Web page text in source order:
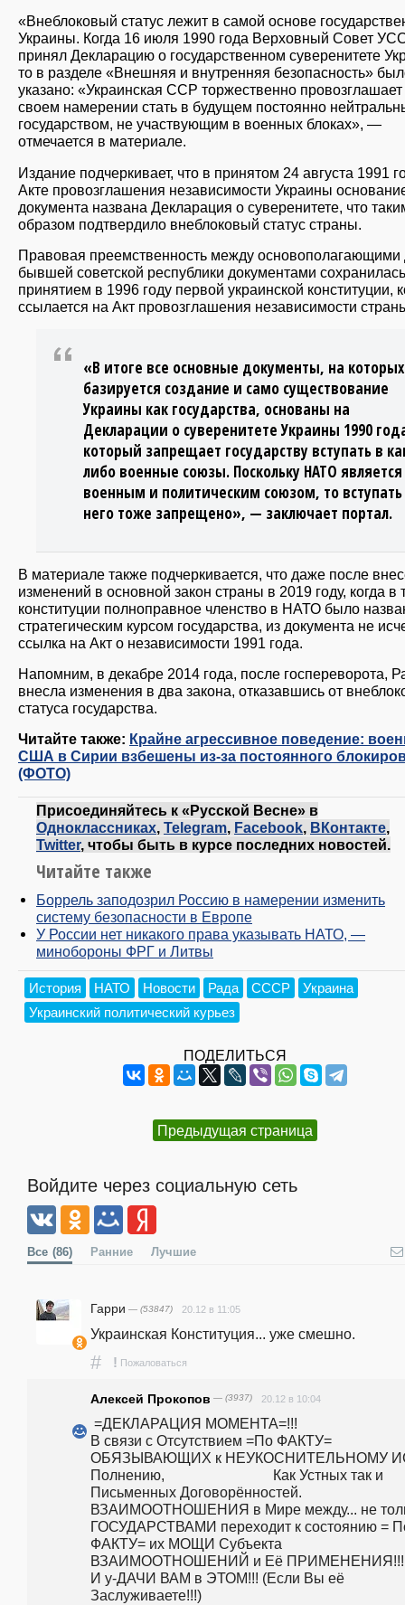
«Внеблоковый статус лежит в самой основе
Украины. Когда 16 июля 1990 года Верховный Совет
принял Декларацию о государственном суверенитете
то в разделе «Внешняя и внутренняя безопасность»
указано: «Украинская ССР торжественно провозглашает
своем намерении стать в будущем постоянно
государством, не участвующим в военных блоках», —
отмечается в материале.
Издание подчеркивает, что в принятом 24 августа 1991
Акте провозглашения независимости Украины
документа названа Декларация о суверенитете, что
образом подтвердило внеблоковый статус страны.
Правовая преемственность между основополагающими
бывшей советской республики документами
принятием в 1996 году первой украинской конституции,
ссылается на Акт провозглашения независимости
«В итоге все основные документы, на которых
базируется создание и само существование
Украины как государства, основаны на
Декларации о суверенитете Украины 1990
который запрещает государству вступать в
либо военные союзы. Поскольку НАТО является
военным и политическим союзом, то
него тоже запрещено», — заключает портал.
В материале также подчеркивается, что даже после
изменений в основной закон страны в 2019 году, когда в
конституции полноправное членство в НАТО было
стратегическим курсом государства, из документа не
ссылка на Акт о независимости 1991 года.
Напомним, в декабре 2014 года, после госпереворота,
внесла изменения в два закона, отказавшись от
статуса государства.
Читайте также: Крайне агрессивное поведение:
США в Сирии взбешены из-за постоянного
(ФОТО)
Присоединяйтесь к «Русской Весне» в
Одноклассниках Telegram Facebook ВКонтакте
Twitter, чтобы быть в курсе последних новостей.
Читайте также
Боррель заподозрил Россию в намерении изменить
систему безопасности в Европе
У России нет никакого права указывать НАТО, —
минобороны ФРГ и Литвы
История НАТО Новости Рада СССР
Украина
Украинский политический курьез
ПОДЕЛИТЬСЯ
Предыдущая страница
Войдите через социальную сеть
Все (86) Ранние Лучшие
Гарри — (53847) 20.12 в 11:05
Украинская Конституция... уже смешно.
# ! Пожаловаться
Алексей Прокопов — (3937) 20.12 в 10:04
В связи с Отсутствием =По ФАКТУ=
ОБЯЗЫВАЮЩИХ к НЕУКОСНИТЕЛЬНОМУ
Полнению,                              Как Устных так и
Письменных Договорённостей.
ВЗАИМООТНОШЕНИЯ в Мире между... не
ГОСУДАРСТВАМИ переходит к состоянию =
ФАКТУ= их МОЩИ Субъекта
ВЗАИМООТНОШЕНИЙ и Её ПРИМЕНЕНИЯ!!!
И у-ДАЧИ ВАМ в ЭТОМ!!! (Если Вы её
Заслуживаете!!!)